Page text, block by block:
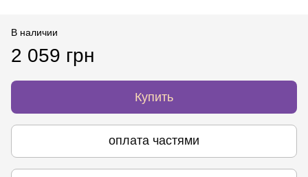
В наличии
2 059 грн
Купить
оплата частями